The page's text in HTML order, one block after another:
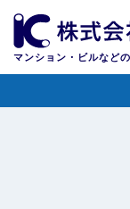
マンション・ビルなど